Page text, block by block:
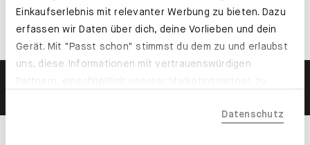
Einkaufserlebnis mit relevanter Werbung zu bieten. Dazu
erfassen wir Daten über dich, deine Vorlieben und dein
Gerät. Mit "Passt schon" stimmst du dem zu und erlaubst
uns, diese Informationen mit vertrauenswürdigen
der EU, beispielsweise in den USA, verarbeitet werden
Datenschutz